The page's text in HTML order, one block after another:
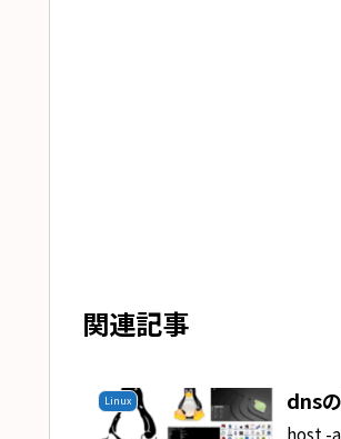
関連記事
Linux dns
host -